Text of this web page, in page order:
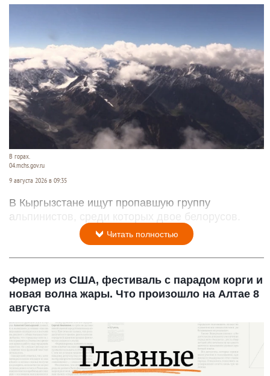
В горах.
04.mchs.gov.ru
9 августа 2026 в 09:35
В Кыргызстане ищут пропавшую группу
альпинистов, среди которых двое белорусов.
Читать полностью
Фермер из США, фестиваль с парадом корги и
новая волна жары. Что произошло на Алтае 8
августа